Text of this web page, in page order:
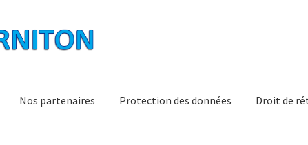
Nos partenaires Protection des données Droit de